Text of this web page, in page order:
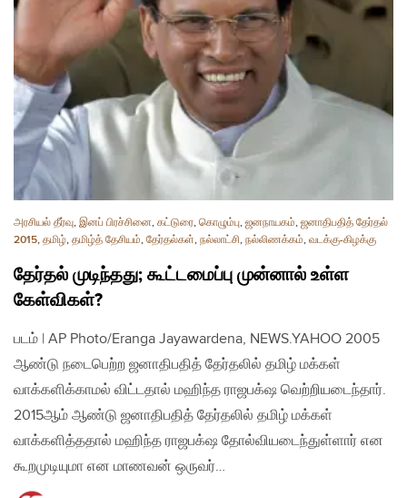
அரசியல் தீர்வு, இனப் பிரச்சினை, கட்டுரை, கொழும்பு, ஜனநாயகம், ஜனாதிபதித் தேர்தல்
2015, தமிழ், தமிழ்த் தேசியம், தேர்தல்கள், நல்லாட்சி, நல்லிணக்கம், வடக்கு-கிழக்கு
தேர்தல் முடிந்தது; கூட்டமைப்பு முன்னால் உள்ள
கேள்விகள்?
படம் | AP Photo/Eranga Jayawardena, NEWS.YAHOO 2005
ஆண்டு நடைபெற்ற ஜனாதிபதித் தேர்தலில் தமிழ் மக்கள்
வாக்களிக்காமல் விட்டதால் மஹிந்த ராஜபக்‌ஷ வெற்றியடைந்தார்.
2015ஆம் ஆண்டு ஜனாதிபதித் தேர்தலில் தமிழ் மக்கள்
வாக்களித்ததால் மஹிந்த ராஜபக்‌ஷ தோல்வியடைந்துள்ளார் என
கூறமுடியுமா என மாணவன் ஒருவர்…